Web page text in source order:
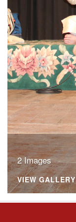
2 Images
VIEW GALLERY